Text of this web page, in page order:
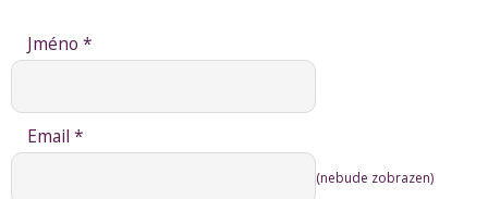
Jméno *
Email *
(nebude zobrazen)